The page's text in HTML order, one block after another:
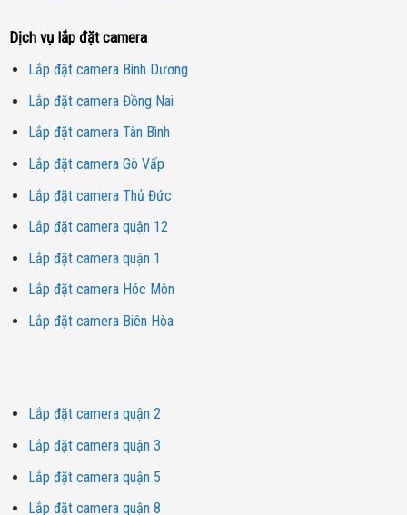
Giá cả cạnh tranh:
Giá niêm yết: 18.970.000đ
Giá khuyến mãi đặc biệt:Chỉ còn
Khuyến mãi hấp dẫn:
Tặng kèm Cáp dài 10m cho mỗi camera, giúp lắp đặt dễ dàng
hơn.
Được tặng Full bộ phụ kiện cần thiết để lắp đặt camera.
thoại hoặc ZALO, giúp bạn nắm bắt nhanh chóng các tính năng
của camera.
Chúng tôi cung cấp dịch vụ lắp đặt và cài đặt camera trọn gói
Dịch vụ lắp đặt camera
Lắp đặt camera Bình Dương
Lắp đặt camera Đồng Nai
Lắp đặt camera Tân Bình
Lắp đặt camera Gò Vấp
Lắp đặt camera Thủ Đức
Lắp đặt camera quận 12
Lắp đặt camera quận 1
Lắp đặt camera Hóc Môn
Lắp đặt camera Biên Hòa
Lắp đặt camera quận 2
Lắp đặt camera quận 3
Lắp đặt camera quận 5
Lắp đặt camera quận 8